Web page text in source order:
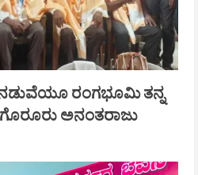
ರಂಗಭೂಮಿ ತನ್ನ
ಅನಂತರಾಜು